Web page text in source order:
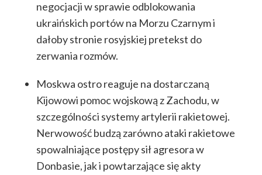
negocjacji w sprawie odblokowania
ukraińskich portów na Morzu Czarnym i
dałoby stronie rosyjskiej pretekst do
zerwania rozmów.
Moskwa ostro reaguje na dostarczaną
Kijowowi pomoc wojskową z Zachodu, w
szczególności systemy artylerii rakietowej.
Nerwowość budzą zarówno ataki rakietowe
spowalniające postępy sił agresora w
Donbasie, jak i powtarzające się akty